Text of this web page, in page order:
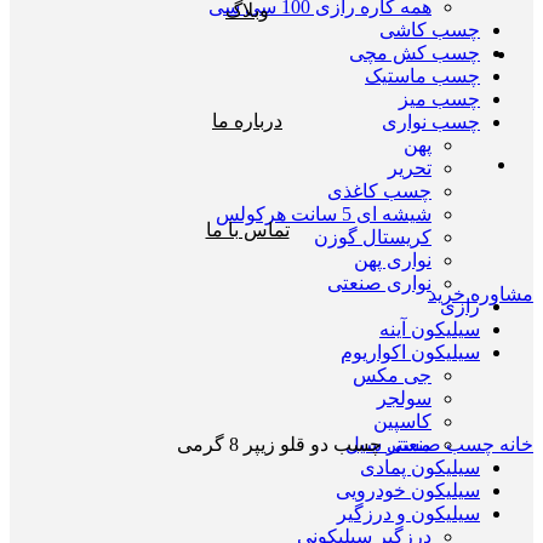
همه کاره رازی 100 سی سی
چسب کاشی
چسب کش مچی
چسب ماستیک
چسب میز
چسب نواری
پهن
تحریر
چسب کاغذی
شیشه ای 5 سانت هرکولس
کریستال گوزن
نواری پهن
نواری صنعتی
رازی
سیلیکون آینه
سیلیکون اکواریوم
جی مکس
سولجر
کاسپین
مستر سیل
سیلیکون پمادی
سیلیکون خودرویی
سیلیکون و درزگیر
درزگیر سیلیکونی
وبلاگ
درباره ما
تماس با ما
مشاوره خرید
بزرگنمایی تصویر
خانه چسب صنعتی چسب دو قلو زیپر 8 گرمی